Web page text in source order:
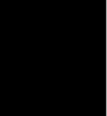
Lines fué producida en